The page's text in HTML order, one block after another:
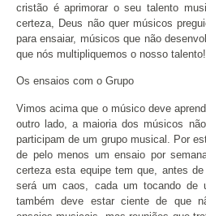
cristão é aprimorar o seu talento
certeza, Deus não quer músicos
para ensaiar, músicos que não
que nós multipliquemos o nosso
Os ensaios com o Grupo
Vimos acima que o músico deve
outro lado, a maioria dos músicos
participam de um grupo musical. Por
de pelo menos um ensaio por
certeza esta equipe tem que, antes
será um caos, cada um tocando de
também deve estar ciente de que